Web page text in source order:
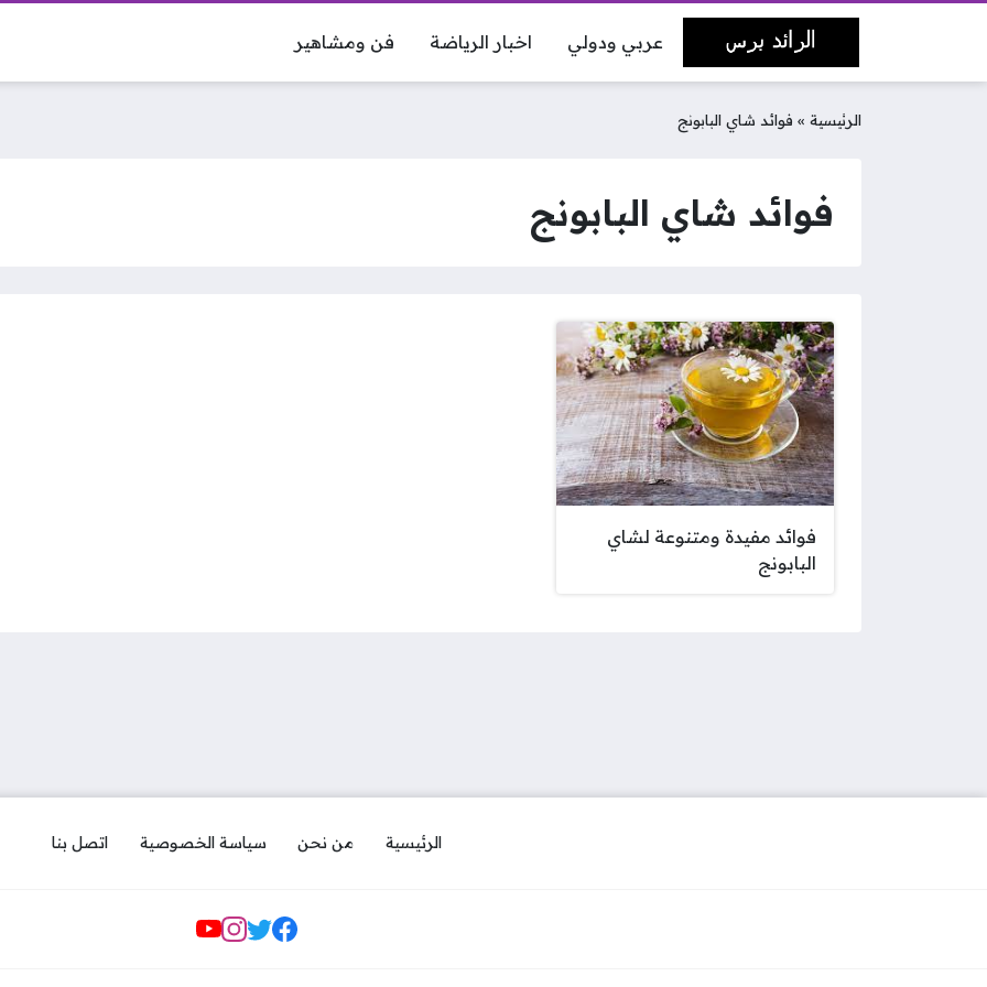
عربي ودولي اخبار الرياضة فن ومشاهير
الرئيسية » فوائد شاي البابونج
فوائد شاي البابونج
فوائد مفيدة ومتنوعة لشاي
البابونج
الرئيسية من نحن سياسة الخصوصية اتصل بنا
مواقع التواصل